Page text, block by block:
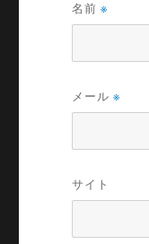
名前※
メール※
サイト